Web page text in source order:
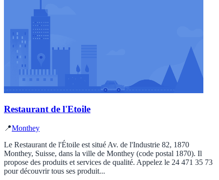
Restaurant de l'Etoile
📍Monthey
Le Restaurant de l'Étoile est situé Av. de l'Industrie 82, 1870
Monthey, Suisse, dans la ville de Monthey (code postal 1870). Il
propose des produits et services de qualité. Appelez le 24 471 35 73
pour découvrir tous ses produit...